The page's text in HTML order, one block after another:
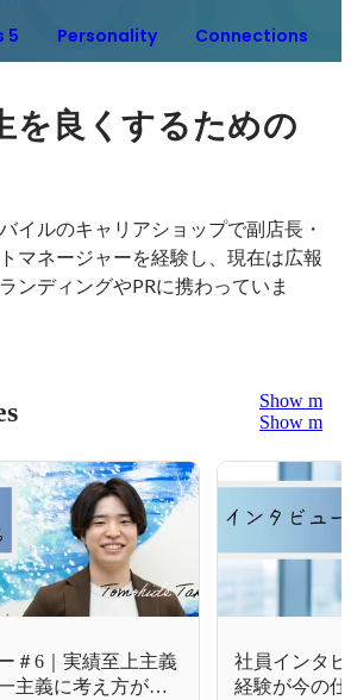
5 Personality Connections
を良くするための
イルのキャリアショップで副店長・
マネージャーを経験し、現在は広報
ンディングやPRに携わっていま
Show more
Show more
＃6｜実績至上主義
主義に考え方が変
社員インタ
経験が今の